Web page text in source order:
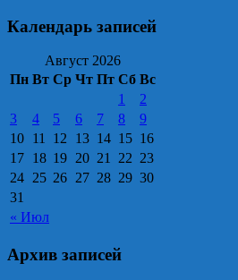
Календарь записей
Август 2026
Пн Вт Ср Чт Пт Сб Вс
« Июл
1
2
3
4 5 6 7 8
9
10 11 12 13 14 15 16
17 18 19 20 21 22 23
24 25 26 27 28 29 30
31
Архив записей